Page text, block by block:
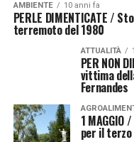
AMBIENTE 10 anni fa
PERLE DIMENTICATE /
terremoto del 1980
ATTUALITÀ
PER NON
vittima
Fernandes
1
per il